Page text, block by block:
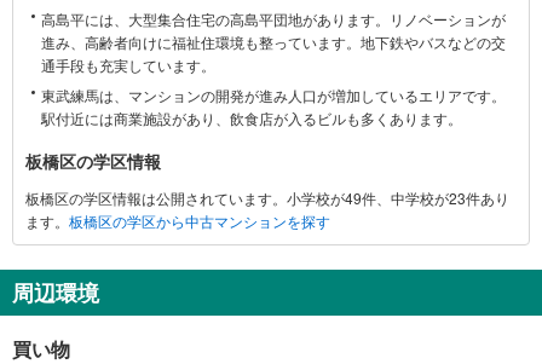
す
る
情
報
高島平には、大型集合住宅の高島平団地があります。リノベーションが
進み、高齢者向けに福祉住環境も整っています。地下鉄やバスなどの交
通手段も充実しています。
東武練馬は、マンションの開発が進み人口が増加しているエリアです。
駅付近には商業施設があり、飲食店が入るビルも多くあります。
板橋区の学区情報
板橋区の学区情報は公開されています。小学校が49件、中学校が23件あり
ます。 板橋区の学区から中古マンションを探す
周辺環境
買い物